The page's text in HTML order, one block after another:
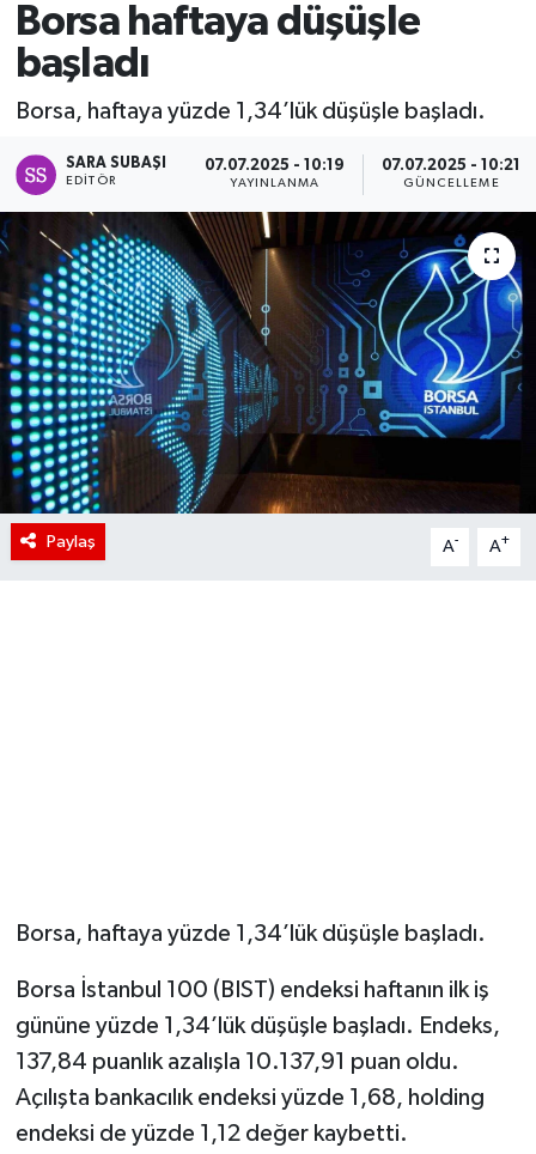
Borsa haftaya düşüşle
başladı
Borsa, haftaya yüzde 1,34’lük düşüşle başladı.
SARA SUBAŞI
EDITÖR
07.07.2025 - 10:19
YAYINLANMA
07.07.2025 - 10:21
GÜNCELLEME
Paylaş A- A+
Borsa, haftaya yüzde 1,34’lük düşüşle başladı.
Borsa İstanbul 100 (BIST) endeksi haftanın ilk iş
gününe yüzde 1,34’lük düşüşle başladı. Endeks,
137,84 puanlık azalışla 10.137,91 puan oldu.
Açılışta bankacılık endeksi yüzde 1,68, holding
endeksi de yüzde 1,12 değer kaybetti.
Yaşam